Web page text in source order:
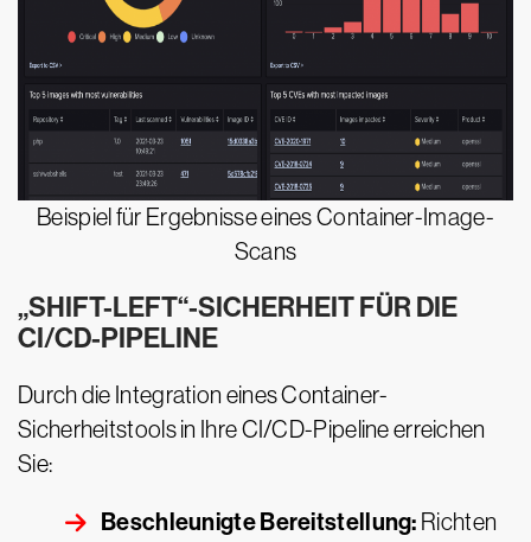
Beispiel für Ergebnisse eines Container-Image-
Scans
„SHIFT-LEFT“-SICHERHEIT FÜR DIE
CI/CD-PIPELINE
Durch die Integration eines Container-
Sicherheitstools in Ihre CI/CD-Pipeline erreichen
Sie:
Beschleunigte Bereitstellung: Richten